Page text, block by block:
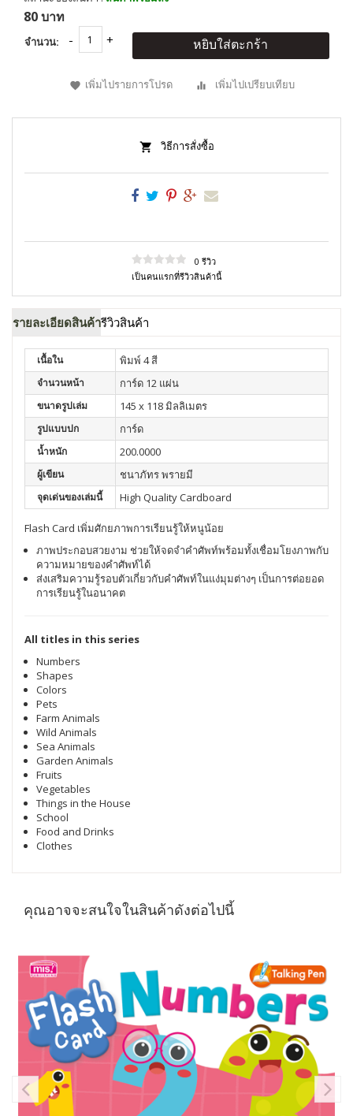
80 บาท
จำนวน: หยิบใส่ตะกร้า
เพิ่มไปรายการโปรด เพิ่มไปเปรียบเทียบ
วิธีการสั่งซื้อ
0 รีวิว
เป็นคนแรกที่รีวิวสินค้านี้
รายละเอียดสินค้ารีวิวสินค้า
เนื้อใน พิมพ์ 4 สี
จำนวนหน้า การ์ด 12 แผ่น
ขนาดรูปเล่ม 145 x 118 มิลลิเมตร
รูปแบบปก การ์ด
น้ำหนัก 200.0000
ผู้เขียน ชนาภัทร พรายมี
จุดเด่นของเล่มนี้ High Quality Cardboard
Flash Card เพิ่มศักยภาพการเรียนรู้ให้หนูน้อย
ภาพประกอบสวยงาม ช่วยให้จดจำคำศัพท์พร้อมทั้งเชื่อมโยงภาพกับ
ความหมายของคำศัพท์ได้
ส่งเสริมความรู้รอบตัวเกี่ยวกับคำศัพท์ในแง่มุมต่างๆ เป็นการต่อยอด
การเรียนรู้ในอนาคต
All titles in this series
Numbers
Shapes
Colors
Pets
Farm Animals
Wild Animals
Sea Animals
Garden Animals
Fruits
Vegetables
Things in the House
School
Food and Drinks
Clothes
คุณอาจจะสนใจในสินค้าดังต่อไปนี้